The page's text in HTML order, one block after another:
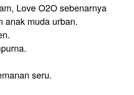
Love O2O sebenarnya
anak muda urban.
seru.